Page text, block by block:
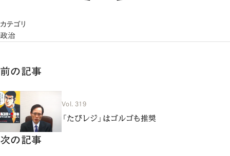
カテゴリ
政治
前の記事
Vol. 319
「たびレジ」はゴルゴも推奨
次の記事